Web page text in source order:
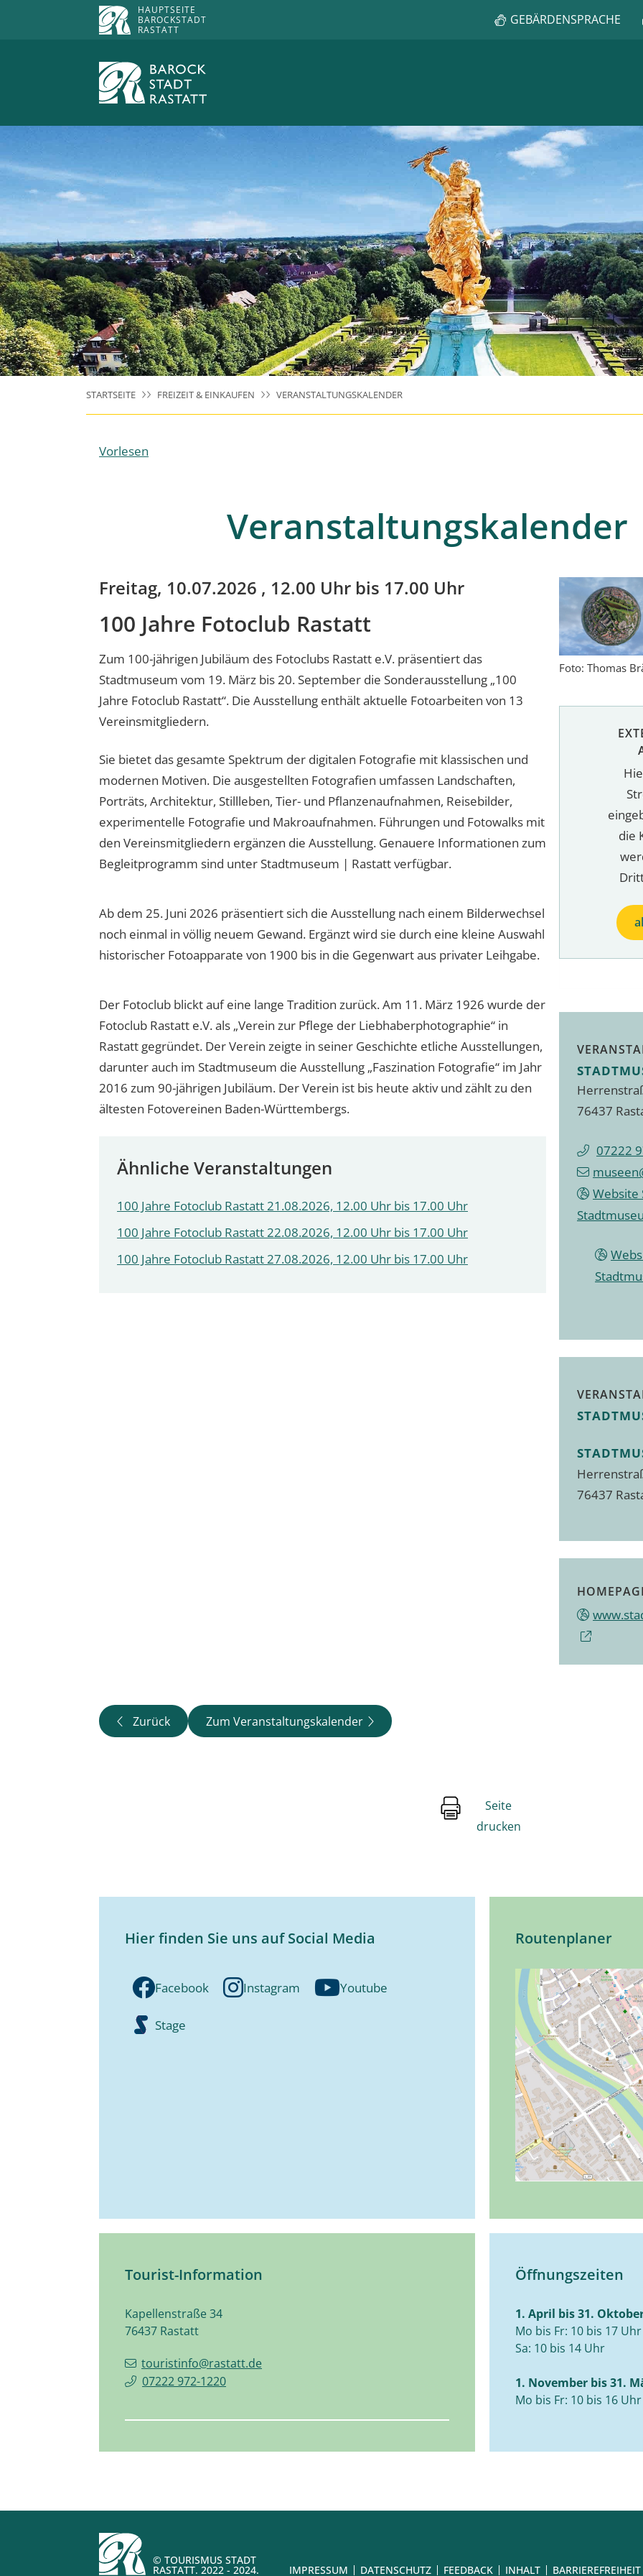
HAUPTSEITE
BAROCKSTADT
RASTATT
GEBÄRDENSPRACHE
STARTSEITE FREIZEIT & EINKAUFEN VERANSTALTUNGSKALENDER
Vorlesen
Veranstaltungskalender
Freitag, 10.07.2026 , 12.00 Uhr bis 17.00 Uhr
100 Jahre Fotoclub Rastatt
Zum 100-jährigen Jubiläum des Fotoclubs Rastatt e.V. präsentiert das
Stadtmuseum vom 19. März bis 20. September die Sonderausstellung „100
Jahre Fotoclub Rastatt“. Die Ausstellung enthält aktuelle Fotoarbeiten von 13
Vereinsmitgliedern.
Sie bietet das gesamte Spektrum der digitalen Fotografie mit klassischen und
modernen Motiven. Die ausgestellten Fotografien umfassen Landschaften,
Porträts, Architektur, Stillleben, Tier- und Pflanzenaufnahmen, Reisebilder,
experimentelle Fotografie und Makroaufnahmen. Führungen und Fotowalks mit
den Vereinsmitgliedern ergänzen die Ausstellung. Genauere Informationen zum
Begleitprogramm sind unter Stadtmuseum | Rastatt verfügbar.
Ab dem 25. Juni 2026 präsentiert sich die Ausstellung nach einem Bilderwechsel
noch einmal in völlig neuem Gewand. Ergänzt wird sie durch eine kleine Auswahl
historischer Fotoapparate von 1900 bis in die Gegenwart aus privater Leihgabe.
Der Fotoclub blickt auf eine lange Tradition zurück. Am 11. März 1926 wurde der
Fotoclub Rastatt e.V. als „Verein zur Pflege der Liebhaberphotographie“ in
Rastatt gegründet. Der Verein zeigte in seiner Geschichte etliche Ausstellungen,
darunter auch im Stadtmuseum die Ausstellung „Faszination Fotografie“ im Jahr
2016 zum 90-jährigen Jubiläum. Der Verein ist bis heute aktiv und zählt zu den
ältesten Fotovereinen Baden-Württembergs.
Ähnliche Veranstaltungen
100 Jahre Fotoclub Rastatt 21.08.2026, 12.00 Uhr bis 17.00 Uhr
100 Jahre Fotoclub Rastatt 22.08.2026, 12.00 Uhr bis 17.00 Uhr
100 Jahre Fotoclub Rastatt 27.08.2026, 12.00 Uhr bis 17.00 Uhr
Foto: Thomas
die
76437
07222
Website
76437
Zurück Zum Veranstaltungskalender
Seite
drucken
Hier finden Sie uns auf Social Media
Facebook Instagram Youtube
Stage
Routenplaner
Tourist-Information
Kapellenstraße 34
76437 Rastatt
touristinfo@rastatt.de
07222 972-1220
Öffnungszeiten
1. April bis 31.
Mo bis Fr: 10 bis 17 Uhr
Sa: 10 bis 14 Uhr
1. November bis 31.
Mo bis Fr: 10 bis 16 Uhr
© TOURISMUS STADT
RASTATT. 2022 - 2024. IMPRESSUM DATENSCHUTZ FEEDBACK INHALT BARRIEREFREIHEIT